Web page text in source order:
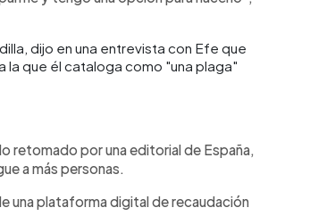
dijo en una entrevista con Efe que
la que él cataloga como "una plaga"
retomado por una editorial de España,
a más personas.
una plataforma digital de recaudación